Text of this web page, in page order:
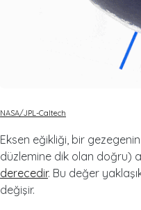
NASA/JPL-Caltech
Eksen eğikliği, bir
düzlemine dik olan doğru)
derecedir. Bu değer
değişir.